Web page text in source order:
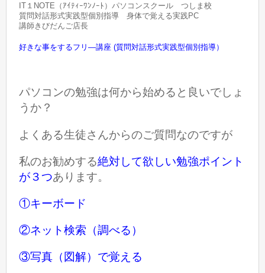
IT１NOTE（ｱｲﾃｨｰﾜﾝﾉｰﾄ）パソコンスクール つしま校
質問対話形式実践型個別指導 身体で覚える実践PC
講師きびだんご店長
好きな事をするフリ―講座 (質問対話形式実践型個別指導）
パソコンの勉強は何から始めると良いでしょ
うか？
よくある生徒さんからのご質問なのですが
私のお勧めする絶対して欲しい勉強ポイント
が３つあります。
①キーボード
②ネット検索（調べる）
③写真（図解）で覚える